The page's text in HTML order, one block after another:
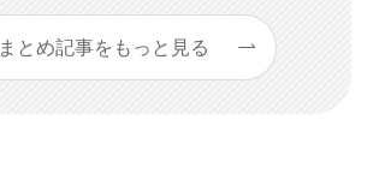
まとめ記事をもっと見る